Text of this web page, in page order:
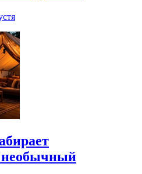
необычный